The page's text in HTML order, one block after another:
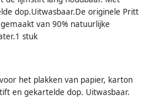
dop.Uitwasbaar.De originele Pritt
van 90% natuurlijke
stuk
het plakken van papier, karton
en gekartelde dop. Uitwasbaar.